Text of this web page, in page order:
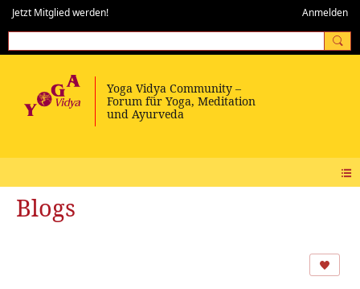
Jetzt Mitglied werden! Anmelden
Blogs